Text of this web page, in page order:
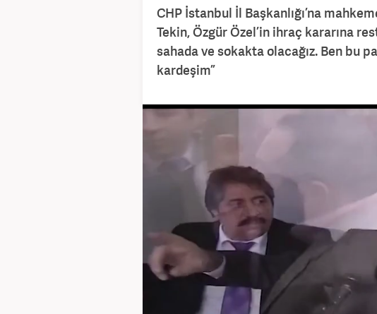
CHP İstanbul İl Başkanlığı’na
Tekin, Özgür Özel’in ihraç kararına
sahada ve sokakta olacağız. Ben bu
kardeşim”